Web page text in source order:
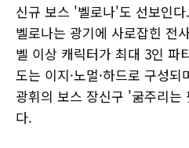
신규 보스 '벨로나'도 선보인
벨로나는 광기에 사로잡힌 전
벨 이상 캐릭터가 최대 3인 파
도는 이지·노멀·하드로 구성
광휘의 보스 장신구 '굶주리는
다.